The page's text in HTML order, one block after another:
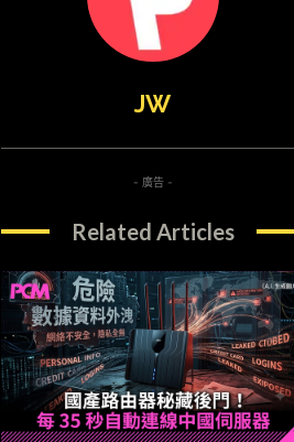
JW
- 廣告 -
Related Articles